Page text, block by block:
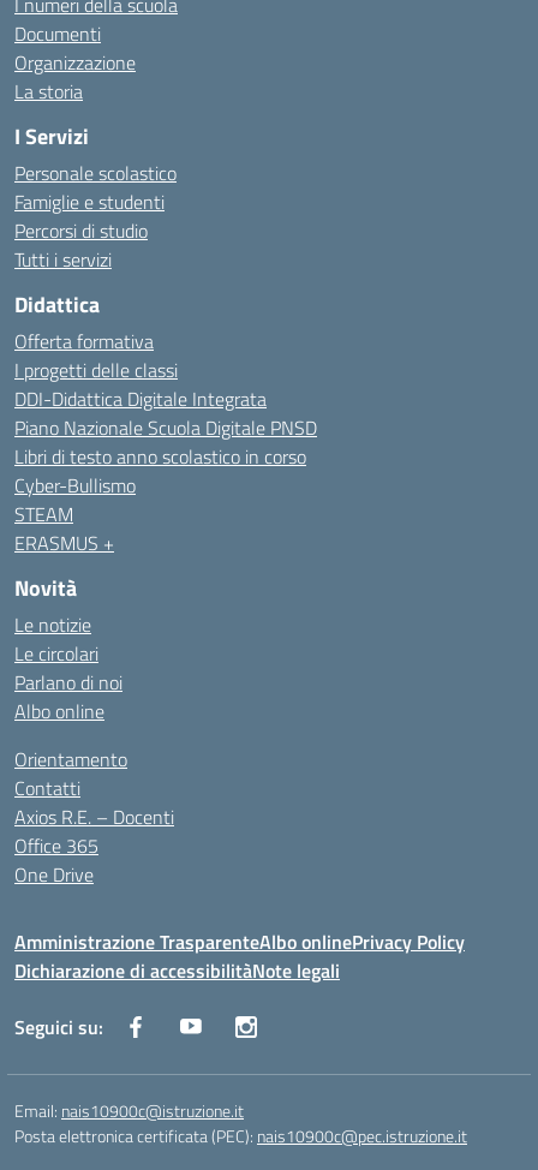
Documenti
Organizzazione
La storia
I Servizi
Personale scolastico
Famiglie e studenti
Percorsi di studio
Tutti i servizi
Didattica
Offerta formativa
I progetti delle classi
DDI-Didattica Digitale Integrata
Piano Nazionale Scuola Digitale PNSD
Libri di testo anno scolastico in corso
Cyber-Bullismo
STEAM
ERASMUS +
Novità
Le notizie
Le circolari
Parlano di noi
Albo online
Orientamento
Contatti
Axios R.E. – Docenti
Office 365
One Drive
Amministrazione TrasparenteAlbo onlinePrivacy Policy
Dichiarazione di accessibilitàNote legali
Seguici su:
Email: nais10900c@istruzione.it
Posta elettronica certificata (PEC): nais10900c@pec.istruzione.it